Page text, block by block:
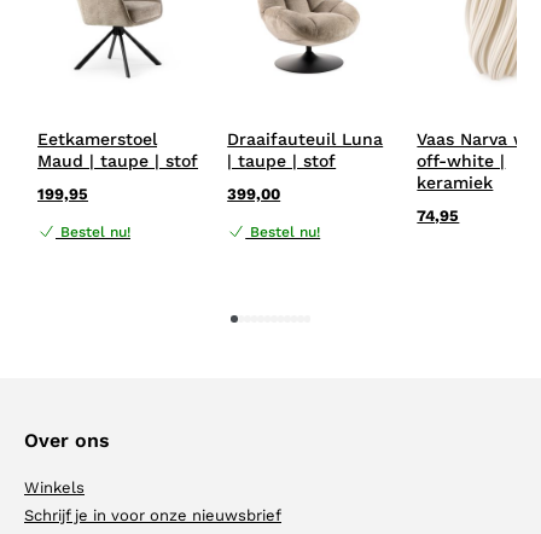
Eetkamerstoel
Maud | taupe | stof
199,95
Bestel nu!
Draaifauteuil Luna
| taupe | stof
399,00
Bestel nu!
Vaas Narva
off-white |
keramiek
74,95
1
Over ons
Winkels
Schrijf je in voor onze nieuwsbrief